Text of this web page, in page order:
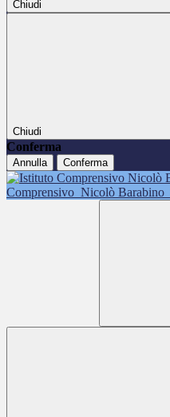
Chiudi
Chiudi
Conferma
Annulla Conferma
Comprensivo Nicolò Barabino